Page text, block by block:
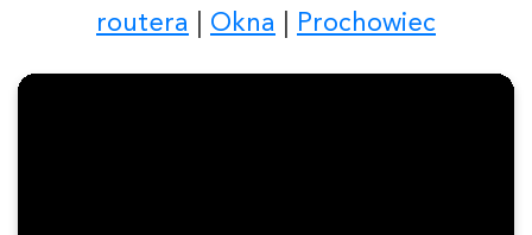
routera
Okna Prochowiec